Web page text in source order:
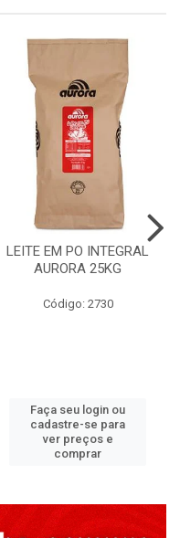
LEITE EM PO INTEGRAL
AURORA 25KG
Código: 2730
Faça seu login ou
cadastre-se para
ver preços e
comprar